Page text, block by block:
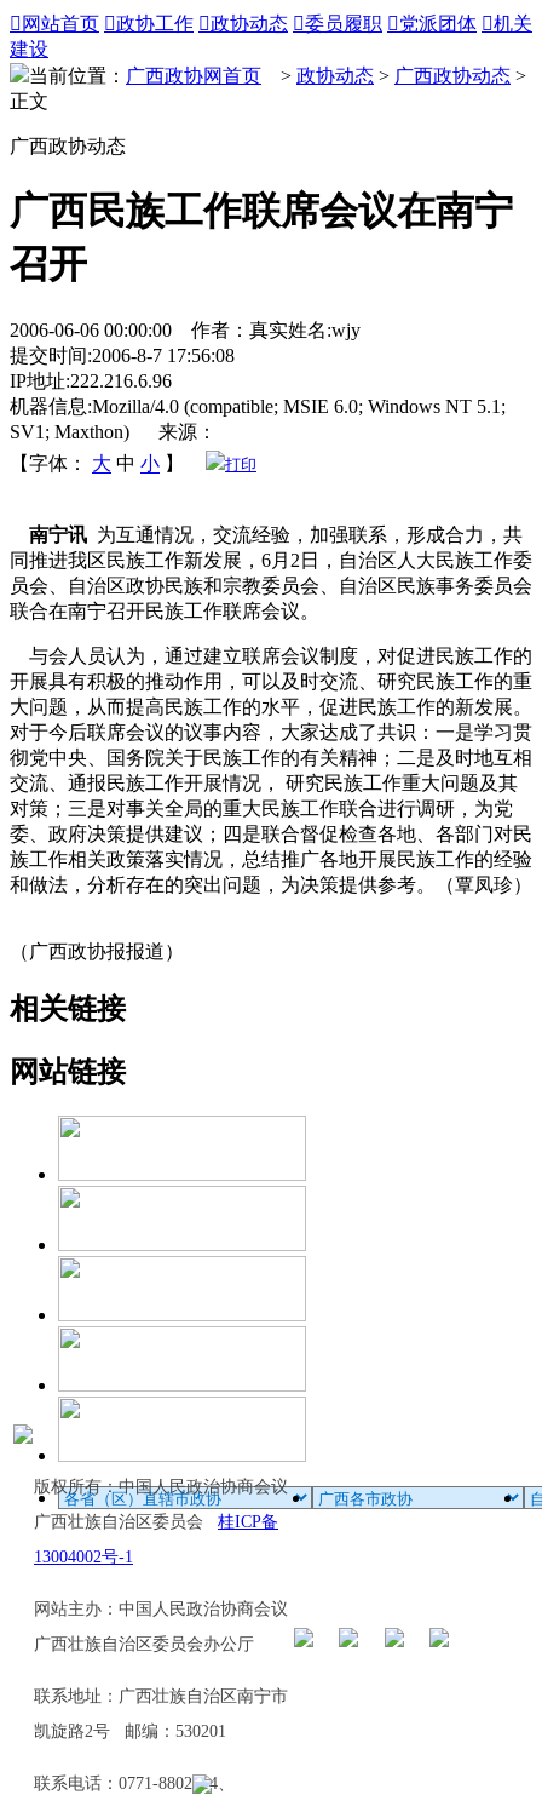
 网站首页 政协工作 政协动态 委员履职 党派团体 机关
建设
当前位置： 广西政协网首页 > 政协动态 > 广西政协动态 >
正文
广西政协动态
广西民族工作联席会议在南宁
召开
2006-06-06 00:00:00 作者：真实姓名:wjy
提交时间:2006-8-7 17:56:08
IP地址:222.216.6.96
机器信息:Mozilla/4.0 (compatible; MSIE 6.0; Windows NT 5.1;
SV1; Maxthon) 来源：
【字体：
大 中 小 】 打印
南宁讯 为互通情况，交流经验，加强联系，形成合力，共
同推进我区民族工作新发展，6月2日，自治区人大民族工作委
员会、自治区政协民族和宗教委员会、自治区民族事务委员会
联合在南宁召开民族工作联席会议。
与会人员认为，通过建立联席会议制度，对促进民族工作的
开展具有积极的推动作用，可以及时交流、研究民族工作的重
大问题，从而提高民族工作的水平，促进民族工作的新发展。
对于今后联席会议的议事内容，大家达成了共识：一是学习贯
彻党中央、国务院关于民族工作的有关精神；二是及时地互相
交流、通报民族工作开展情况， 研究民族工作重大问题及其
对策；三是对事关全局的重大民族工作联合进行调研，为党
委、政府决策提供建议；四是联合督促检查各地、各部门对民
族工作相关政策落实情况，总结推广各地开展民族工作的经验
和做法，分析存在的突出问题，为决策提供参考。（覃凤珍）
（广西政协报报道）
相关链接
网站链接
版权所有：中国人民政治协商会议
广西壮族自治区委员会 桂ICP备
13004002号-1
网站主办：中国人民政治协商会议
广西壮族自治区委员会办公厅
联系地址：广西壮族自治区南宁市
凯旋路2号 邮编：530201
联系电话：0771-8802114、